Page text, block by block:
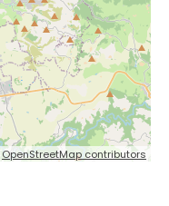
OpenStreetMap contributors